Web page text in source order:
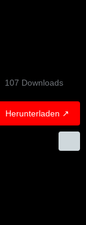
107 Downloads
Herunterladen